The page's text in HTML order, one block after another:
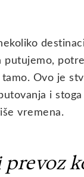
putujemo,
Ovo je
i
vremena.
prevoz